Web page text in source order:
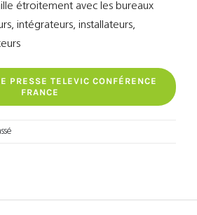
étroitement avec les bureaux
intégrateurs, installateurs,
PRESSE TELEVIC CONFÉRENCE
FRANCE